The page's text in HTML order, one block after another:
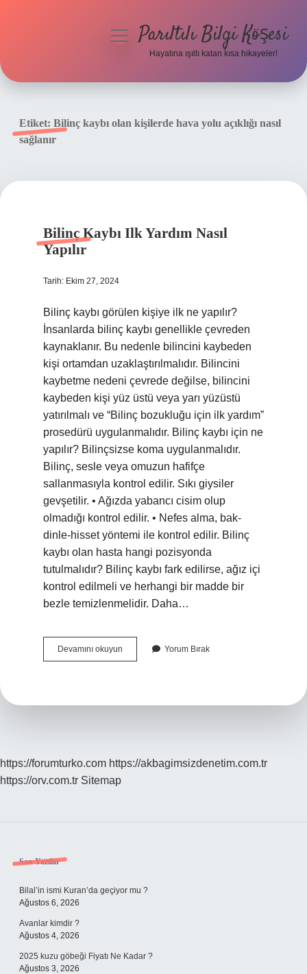
Yasal Uyarı
menüyüParıltılı Bilgi Köşesi
Hayatına ışıltı katan kısa hikayeler!
Etiket: Bilinç kaybı olan kişilerde hava yolu açıklığı nasıl
sağlanır
Bilinç Kaybı Ilk Yardım Nasıl
Yapılır
Tarih: Ekim 27, 2024
Bilinç kaybı görülen kişiye ilk ne yapılır?
İnsanlarda bilinç kaybı genellikle çevreden
kaynaklanır. Bu nedenle bilincini kaybeden
kişi ortamdan uzaklaştırılmalıdır. Bilincini
kaybetme nedeni çevrede değilse, bilincini
kaybeden kişi yüz üstü veya yarı yüzüstü
yatırılmalı ve “Bilinç bozukluğu için ilk yardım”
prosedürü uygulanmalıdır. Bilinç kaybı için ne
yapılır? Bilinçsizse koma uygulanmalıdır.
Bilinç, sesle veya omuzun hafifçe
sallanmasıyla kontrol edilir. Sıkı giysiler
gevşetilir. • Ağızda yabancı cisim olup
olmadığı kontrol edilir. • Nefes alma, bak-
dinle-hisset yöntemi ile kontrol edilir. Bilinç
kaybı olan hasta hangi pozisyonda
tutulmalıdır? Bilinç kaybı fark edilirse, ağız içi
kontrol edilmeli ve herhangi bir madde bir
bezle temizlenmelidir. Daha…
Devamını okuyun
Kaybı
Yorum Bırak
https://forumturko.com https://akbagimsizdenetim.com.tr
https://orv.com.tr Sitemap
Sidebar
Son Yazılar
Bilal’in ismi Kuran’da geçiyor mu ?
Ağustos 6, 2026
Avanlar kimdir ?
Ağustos 4, 2026
2025 kuzu göbeği Fiyatı Ne Kadar ?
Ağustos 3, 2026